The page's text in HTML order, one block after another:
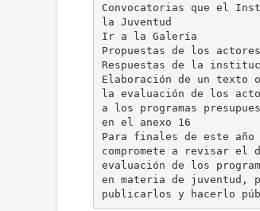
Convocatorias que el
la Juventud
Ir a la Galería
Propuestas de los
Respuestas de la
Elaboración de un texto
la evaluación de los
a los programas
en el anexo 16
Para finales de este año
compromete a revisar el
evaluación de los
en materia de juventud,